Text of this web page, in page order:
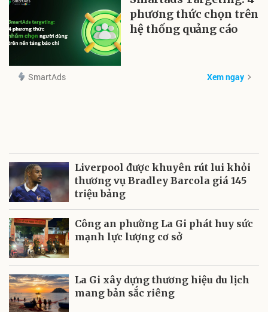
SmartAds Xem ngay
Công an phường La Gi phát huy sức
mạnh lực lượng cơ sở
La Gi xây dựng thương hiệu du lịch
mang bản sắc riêng
Nạo vét cửa biển La Gi: Kiên quyết
chấm dứt hợp đồng nếu nhà thầu
không hoàn thành trong tháng 8